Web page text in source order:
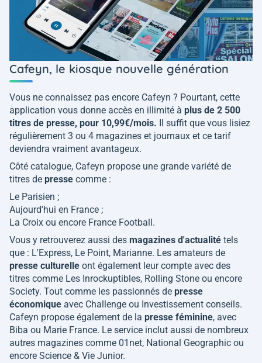
Cafeyn, le kiosque nouvelle génération
Vous ne connaissez pas encore Cafeyn ? Pourtant, cette
application vous donne accès en illimité à plus de 2 500
titres de presse, pour 10,99€/mois. Il suffit que vous lisiez
régulièrement 3 ou 4 magazines et journaux et ce tarif
deviendra vraiment avantageux.
Côté catalogue, Cafeyn propose une grande variété de
titres de presse comme :
Le Parisien ;
Aujourd'hui en France ;
La Croix ou encore France Football.
Vous y retrouverez aussi des magazines d'actualité tels
que : L'Express, Le Point, Marianne. Les amateurs de
presse culturelle ont également leur compte avec des
titres comme Les Inrockuptibles, Rolling Stone ou encore
Society. Tout comme les passionnés de presse
économique avec Challenge ou Investissement conseils.
Cafeyn propose également de la presse féminine, avec
Biba ou Marie France. Le service inclut aussi de nombreux
autres magazines comme 01net, National Geographic ou
encore Science & Vie Junior.